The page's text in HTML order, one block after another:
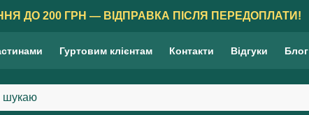
ДО 200 ГРН — ВІДПРАВКА ПІСЛЯ ПЕРЕДОПЛАТИ!
Гуртовим клієнтам Контакти Відгуки Блог